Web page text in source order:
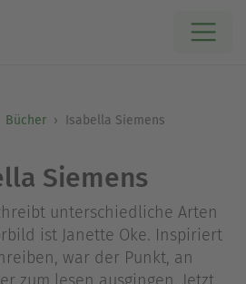
Bücher Isabella Siemens
Siemens
unterschiedliche Arten
ist Janette Oke. Inspiriert
war der Punkt, an